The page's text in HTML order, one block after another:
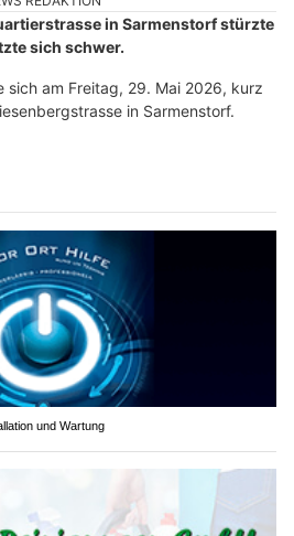
in Sarmenstorf stürzte
sich schwer.
sich am Freitag, 29. Mai 2026, kurz
in Sarmenstorf.
und Wartung